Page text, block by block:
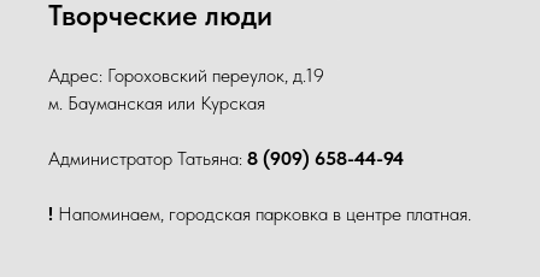
Творческие люди
Адрес: Гороховский переулок, д.19
м. Бауманская или Курская
Администратор Татьяна: 8 (909) 658-44-94
! Напоминаем, городская парковка в центре платная.